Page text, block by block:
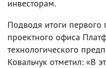
инвесторам.
Подводя итоги первого
проектного офиса
технологического
Ковальчук отметил: «В